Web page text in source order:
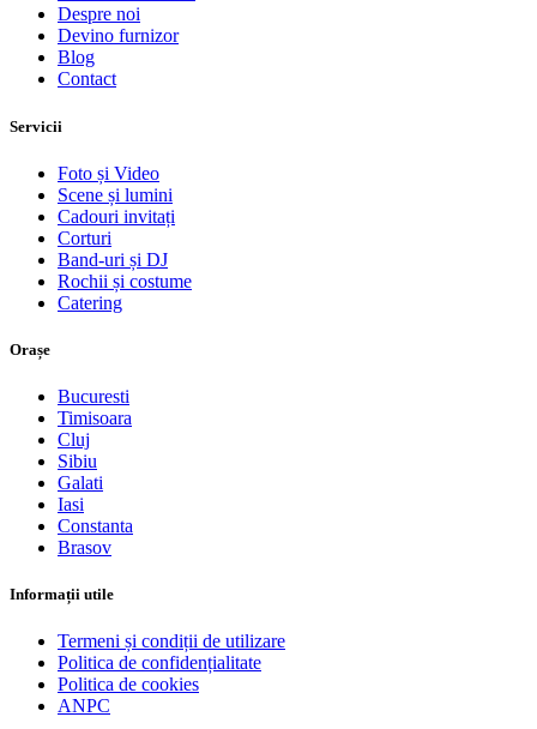
Despre noi
Devino furnizor
Blog
Contact
Servicii
Foto și Video
Scene și lumini
Cadouri invitați
Corturi
Band-uri și DJ
Rochii și costume
Catering
Orașe
Bucuresti
Timisoara
Cluj
Sibiu
Galati
Iasi
Constanta
Brasov
Informații utile
Termeni și condiții de utilizare
Politica de confidențialitate
Politica de cookies
ANPC